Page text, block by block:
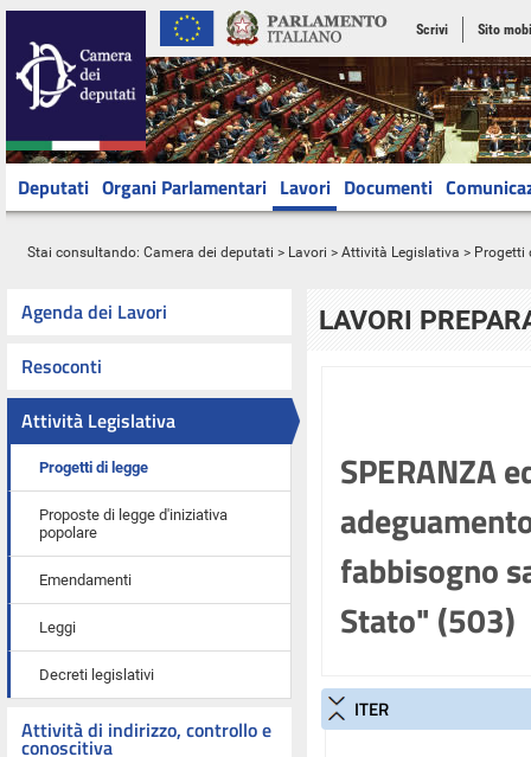
Scrivi Sito
Deputati Organi Parlamentari Lavori Documenti
Stai consultando: Camera dei deputati > Lavori > Attività Legislativa > Progetti
Agenda dei Lavori
Resoconti
Attività Legislativa
Progetti di legge
Proposte di legge d'iniziativa
popolare
Emendamenti
Leggi
Decreti legislativi
Attività di indirizzo, controllo e
conoscitiva
LAVORI
SPERANZA
fabbisogno
Stato" (503)
ITER